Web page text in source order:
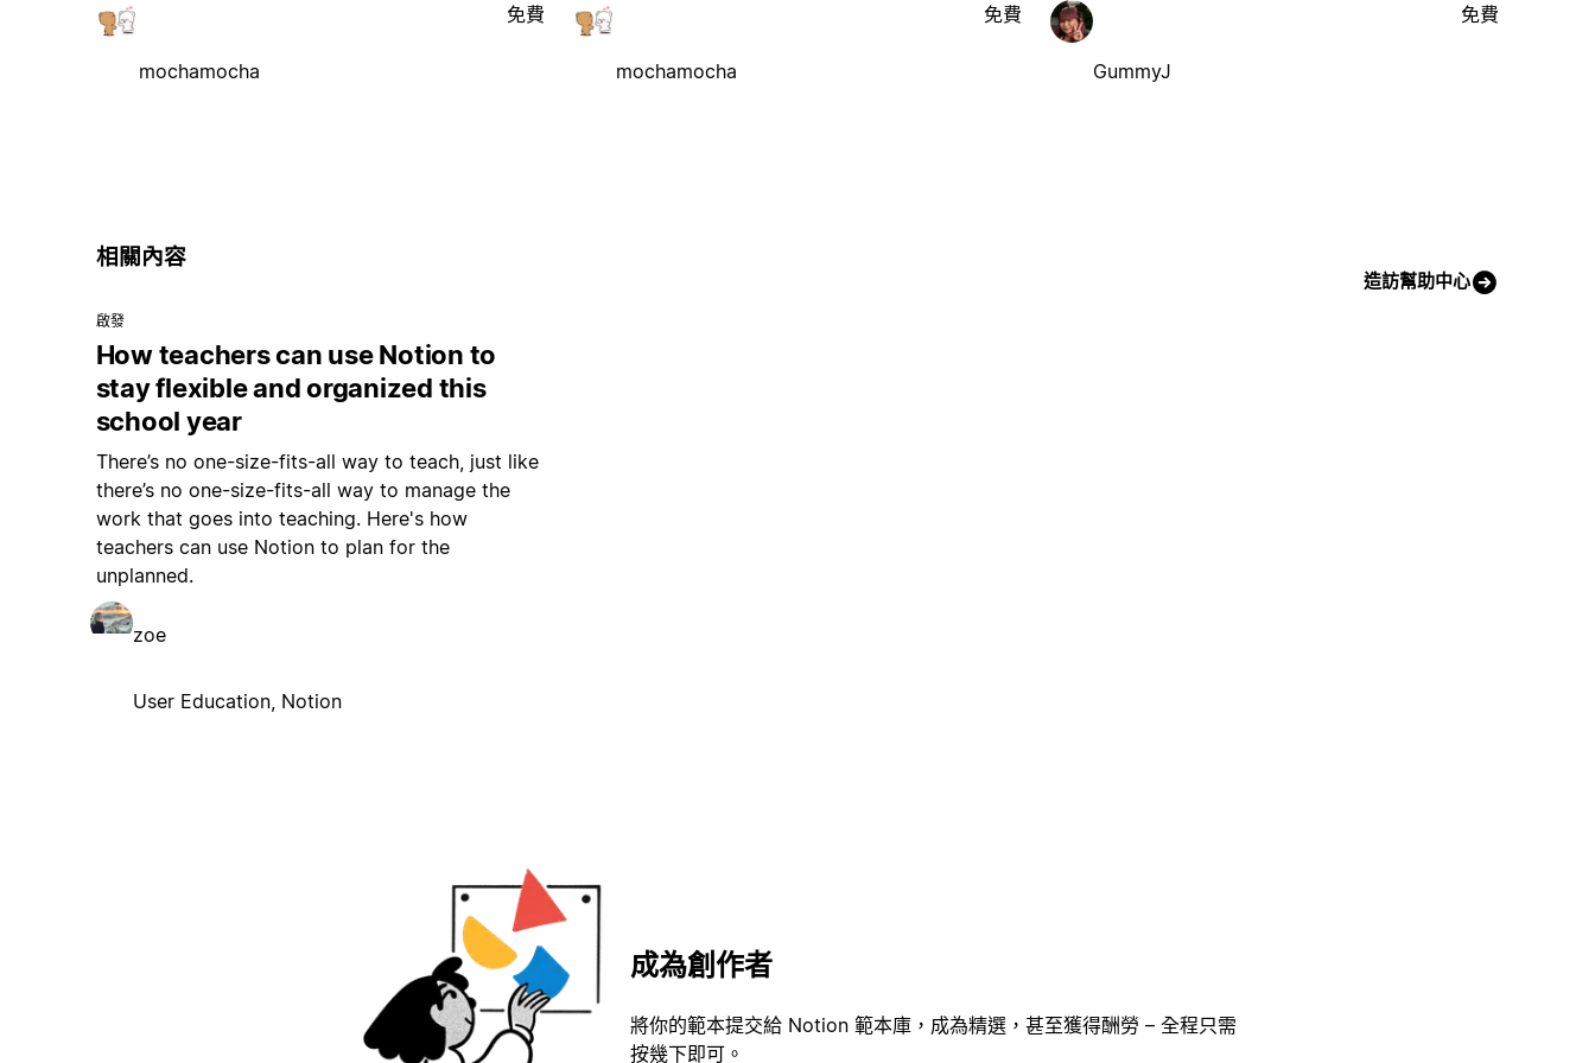
mochamocha
免費
mochamocha
免費
GummyJ
免費
相關內容
造訪幫助中心
啟發
How teachers can use Notion to
stay flexible and organized this
school year
There’s no one-size-fits-all way to teach, just like
there’s no one-size-fits-all way to manage the
work that goes into teaching. Here's how
teachers can use Notion to plan for the
unplanned.
zoe
User Education, Notion
成為創作者
將你的範本提交給 Notion 範本庫，成為精選，甚至獲得酬勞 – 全程只需
按幾下即可。